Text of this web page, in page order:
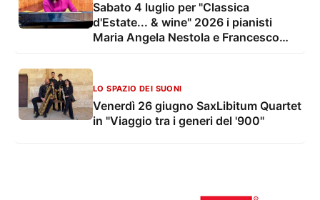
Sabato 4 luglio per "Classica
d'Estate... & wine" 2026 i pianisti
Maria Angela Nestola e Francesco
LO SPAZIO DEI SUONI
Venerdì 26 giugno SaxLibitum Quartet
in "Viaggio tra i generi del '900"